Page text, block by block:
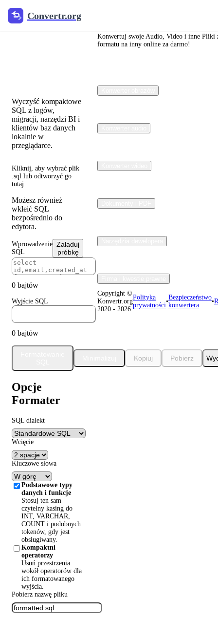
Convertr.org
SQL
Wyczyść kompaktowe
SQL z logów,
migracji, narzędzi BI i
klientów baz danych
lokalnie w
przeglądarce.
Kliknij, aby wybrać plik
.sql lub odtworzyć go
tutaj
Możesz również
wkleić SQL
bezpośrednio do
edytora.
Wprowadzenie
SQL
Załaduj
próbkę
0 bajtów
Wyjście SQL
0 bajtów
Kopiuj Pobierz
Opcje
Formater
SQL dialekt
Wcięcie
Kluczowe słowa
Podstawowe typy
danych i funkcje
Stosuj ten sam
czytelny kasing do
INT, VARCHAR,
COUNT i podobnych
tokenów, gdy jest
obsługiwany.
Kompaktni
operatorzy
Usuń przestrzenia
wokół operatorów dla
ich formatowanego
wyjścia.
Pobierz nazwę pliku
Konwertuj swoje Audio, Video i inne Pliki
formatu na inny online za darmo!
Copyright ©
Konvertr.org
2020 - 2026
Polityka
prywatności
•
Bezpieczeństwo
konwertera
•